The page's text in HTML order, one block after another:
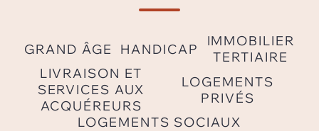
GRAND ÂGE HANDICAP
IMMOBILIER
TERTIAIRE
LIVRAISON ET
SERVICES AUX
ACQUÉREURS
LOGEMENTS
PRIVÉS
LOGEMENTS SOCIAUX